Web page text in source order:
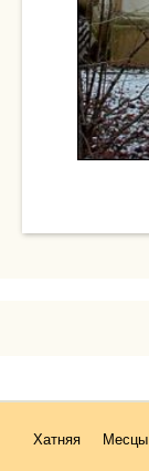
Хатняя Месцы